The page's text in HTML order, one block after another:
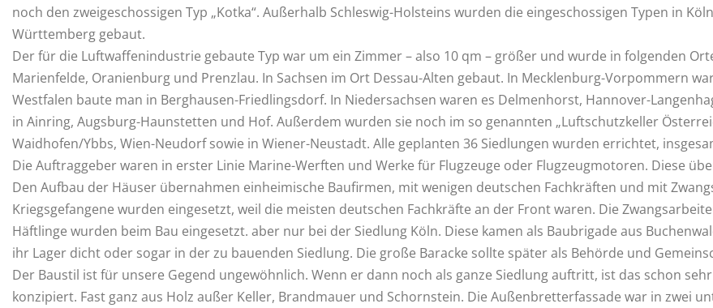
noch den zweigeschossigen Typ „Kotka“. Außerhalb Schleswig-Holsteins wurden die eingeschossigen Typen in
Württemberg gebaut.
Der für die Luftwaffenindustrie gebaute Typ war um ein Zimmer – also 10 qm – größer und wurde in folgenden
Marienfelde, Oranienburg und Prenzlau. In Sachsen im Ort Dessau-Alten gebaut. In Mecklenburg-Vorpommern
Westfalen baute man in Berghausen-Friedlingsdorf. In Niedersachsen waren es Delmenhorst, Hannover-
in Ainring, Augsburg-Haunstetten und Hof. Außerdem wurden sie noch im so genannten „Luftschutzkeller
Waidhofen/Ybbs, Wien-Neudorf sowie in Wiener-Neustadt. Alle geplanten 36 Siedlungen wurden errichtet,
Die Auftraggeber waren in erster Linie Marine-Werften und Werke für Flugzeuge oder Flugzeugmotoren. Diese
Den Aufbau der Häuser übernahmen einheimische Baufirmen, mit wenigen deutschen Fachkräften und mit
Kriegsgefangene wurden eingesetzt, weil die meisten deutschen Fachkräfte an der Front waren. Die
Häftlinge wurden beim Bau eingesetzt. aber nur bei der Siedlung Köln. Diese kamen als Baubrigade aus
ihr Lager dicht oder sogar in der zu bauenden Siedlung. Die große Baracke sollte später als Behörde und
Der Baustil ist für unsere Gegend ungewöhnlich. Wenn er dann noch als ganze Siedlung auftritt, ist das schon
konzipiert. Fast ganz aus Holz außer Keller, Brandmauer und Schornstein. Die Außenbretterfassade war in zwei